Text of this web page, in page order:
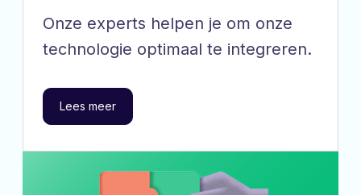
Onze experts helpen je om onze
technologie optimaal te integreren.
Lees meer